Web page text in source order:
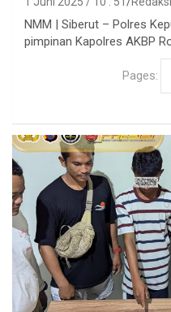
NMM | Siberut – Polres
pimpinan Kapolres AKBP
Pages: